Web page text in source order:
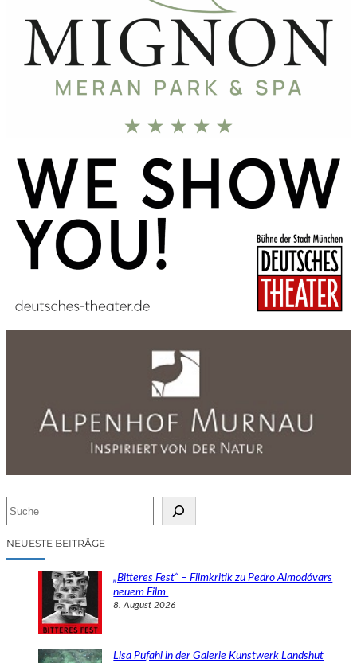
cNEUESTE BEITRÄGE
„Bitteres Fest“ – Filmkritik zu Pedro Almodóvars
neuem Film
8. August 2026
Lisa Pufahl in der Galerie Kunstwerk Landshut